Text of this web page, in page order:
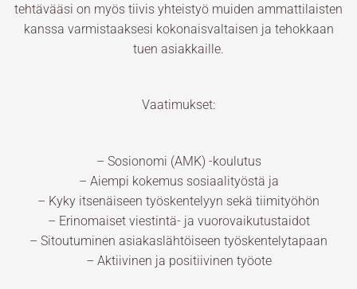
tehtävääsi on myös tiivis yhteistyö muiden ammattilaisten
kanssa varmistaaksesi kokonaisvaltaisen ja tehokkaan
tuen asiakkaille.
Vaatimukset:
– Sosionomi (AMK) -koulutus
– Aiempi kokemus sosiaalityöstä ja
– Kyky itsenäiseen työskentelyyn sekä tiimityöhön
– Erinomaiset viestintä- ja vuorovaikutustaidot
– Sitoutuminen asiakaslähtöiseen työskentelytapaan
– Aktiivinen ja positiivinen työote